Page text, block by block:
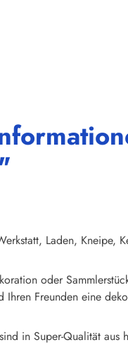
Laden, Kneipe,
oder
Ihren Freunden eine
in Super-Qualität